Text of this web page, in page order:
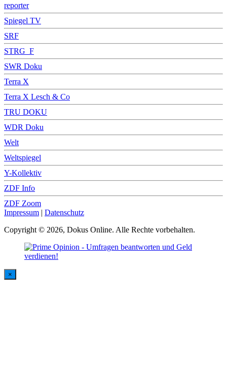
reporter
Spiegel TV
SRF
STRG_F
SWR Doku
Terra X
Terra X Lesch & Co
TRU DOKU
WDR Doku
Welt
Weltspiegel
Y-Kollektiv
ZDF Info
ZDF Zoom
Impressum | Datenschutz
Copyright © 2026, Dokus Online. Alle Rechte vorbehalten.
×